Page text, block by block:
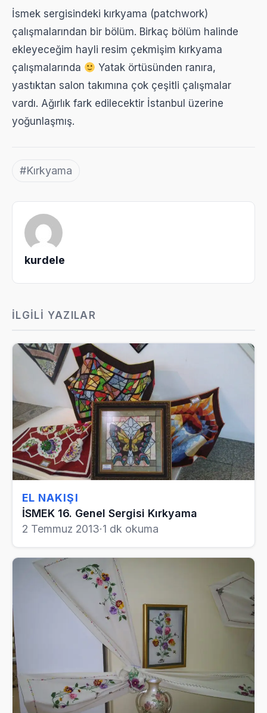
İsmek sergisindeki kırkyama (patchwork)
çalışmalarından bir bölüm. Birkaç bölüm halinde
ekleyeceğim hayli resim çekmişim kırkyama
çalışmalarında
Yatak örtüsünden ranıra,
yastıktan salon takımına çok çeşitli çalışmalar
vardı. Ağırlık fark edilecektir İstanbul üzerine
yoğunlaşmış.
#Kırkyama
kurdele
İLGILI YAZILAR
EL NAKIŞI
İSMEK 16. Genel Sergisi Kırkyama
2 Temmuz 2013·1 dk okuma